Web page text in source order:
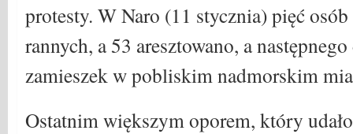
protesty. W Naro (11 stycznia) pięć osób
rannych, a 53 aresztowano, a
zamieszek w pobliskim nadmorskim
Ostatnim większym oporem, który udało